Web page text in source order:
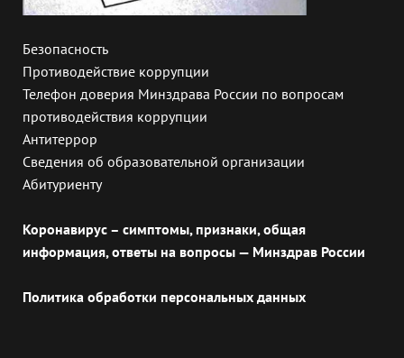
Безопасность
Противодействие коррупции
Телефон доверия Минздрава России по вопросам
противодействия коррупции
Антитеррор
Сведения об образовательной организации
Абитуриенту
Коронавирус – симптомы, признаки, общая
информация, ответы на вопросы — Минздрав России
Политика обработки персональных данных